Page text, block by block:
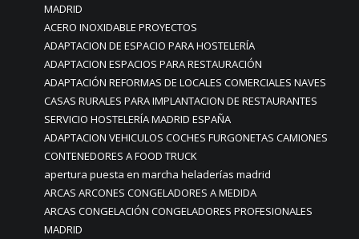
MADRID
ACERO INOXIDABLE PROYECTOS
ADAPTACION DE ESPACIO PARA HOSTELERÍA
ADAPTACION ESPACIOS PARA RESTAURACIÓN
ADAPTACIÓN REFORMAS DE LOCALES COMERCIALES NAVES
CASAS RURALES PARA IMPLANTACION DE RESTAURANTES
SERVICIO HOSTELERÍA MADRID ESPAÑA
ADAPTACION VEHICULOS COCHES FURGONETAS CAMIONES
CONTENEDORES A FOOD TRUCK
apertura puesta en marcha heladerías madrid
ARCAS ARCONES CONGELADORES A MEDIDA
ARCAS CONGELACIÓN CONGELADORES PROFESIONALES
MADRID